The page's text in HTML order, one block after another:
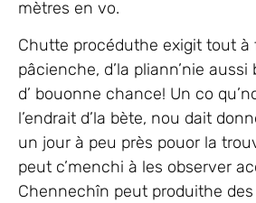
mètres en vo.
Chutte procéduthe exigit tout à
pâcienche, d’la pliann’nie aussi
d’ bouonne chance! Un co
l’endrait d’la bète, nou dait
un jour à peu près pouor la
peut c’menchi à les observer
Chennechîn peut produithe